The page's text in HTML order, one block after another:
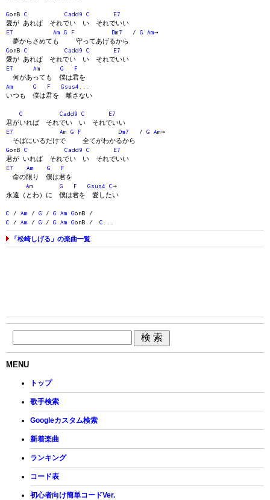
GonB C Cadd9 C
E7
愛が あれば それでい い それでいい
E7
Am G F Dm7 / G Am→
夢からさめても 守ってあげるから
GonB C Cadd9 C
E7
愛が あれば それでい い それでいい
E7
Am G
F
何があっても 僕は君を
Am
G F Gsus4
いつも 僕は君を 離さない
C Cadd9 C
E7
君がいれば それでい い それでいい
E7
Am G F Dm7 / G Am→
そばにいるだけで 全てがわかるから
GonB C Cadd9 C
E7
君が いれば それでい い それでいい
E7
Am G
F
命の限り 僕は君を
Am
G F Gsus4 C→
永遠（とわ）に 僕は君を 愛したい
C / Am / G / G Am GonB /
C / Am / G / G Am GonB / C
「松崎しげる」の楽曲一覧
MENU
トップ
歌手検索
Googleカスタム検索
新着楽曲
ランキング
コード表
初心者向け簡単コードVer.